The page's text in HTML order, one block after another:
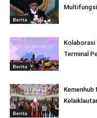
Berita
Berita
Kolaborasi
Terminal
Berita
Kemenhub